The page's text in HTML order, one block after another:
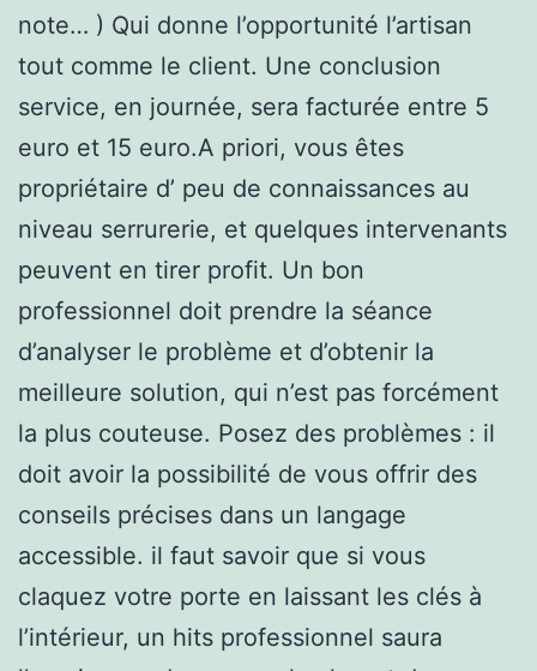
note… ) Qui donne l’opportunité l’artisan
tout comme le client. Une conclusion
service, en journée, sera facturée entre 5
euro et 15 euro.A priori, vous êtes
propriétaire d’ peu de connaissances au
niveau serrurerie, et quelques intervenants
peuvent en tirer profit. Un bon
professionnel doit prendre la séance
d’analyser le problème et d’obtenir la
meilleure solution, qui n’est pas forcément
la plus couteuse. Posez des problèmes : il
doit avoir la possibilité de vous offrir des
conseils précises dans un langage
accessible. il faut savoir que si vous
claquez votre porte en laissant les clés à
l’intérieur, un hits professionnel saura